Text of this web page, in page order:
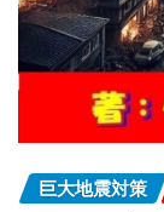
巨大地震対策